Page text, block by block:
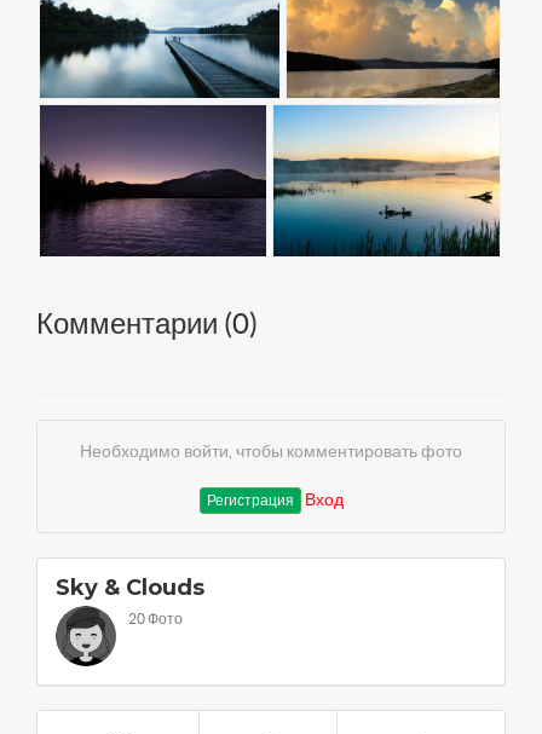
Комментарии (0)
Необходимо войти, чтобы комментировать фото
Регистрация Вход
Sky & Clouds
20 Фото